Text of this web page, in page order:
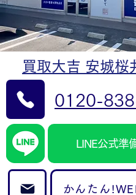
買取大吉 安城桜
0120-
LINE公式準
かんたん